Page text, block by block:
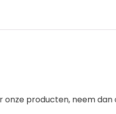
onze producten, neem